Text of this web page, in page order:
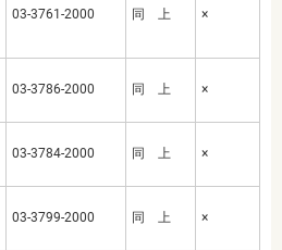
03-3761-2000 同 上 ×
03-3786-2000 同 上 ×
03-3784-2000 同 上 ×
03-3799-2000 同 上 ×